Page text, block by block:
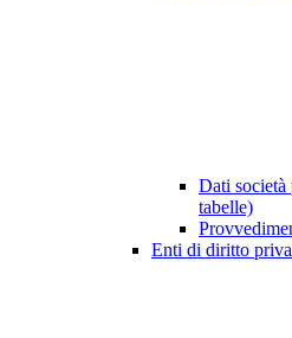
Dati società
tabelle)
Enti di diritto